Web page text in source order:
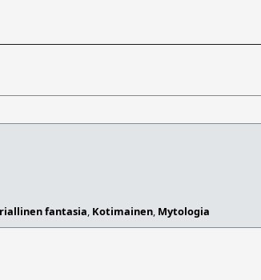
fantasia Kotimainen Mytologia